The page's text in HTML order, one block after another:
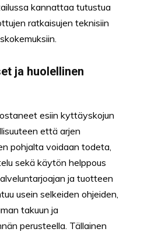
kannattaa tutustua
ratkaisujen teknisiin
ja huolellinen
esiin kyttäyskojun
että arjen
pohjalta voidaan todeta,
sekä käytön helppous
ja tuotteen
usein selkeiden ohjeiden,
takuun ja
perusteella. Tällainen